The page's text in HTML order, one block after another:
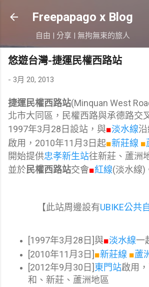
跳到主要內容
Freepapago x Blog
自由 | 分享 | 無拘無束的旅人
悠遊台灣-捷運民權西路站
- 3月 20, 2013
捷運民權西路站(Minquan West
北市大同區，民權西路與承德路交
1997年3月28日設站，與■淡水線
啟用，2010年11月3日起■新莊線 ■
開始提供忠孝新生站往新莊、蘆洲
並於民權西路站交會■紅線(淡水線)
【此站周邊設有UBIKE公共
[1997年3月28日]與■淡水線一
[2010年11月3日]■新莊線 ■蘆
[2012年9月30日]東門站啟用
和、新莊、蘆洲地區